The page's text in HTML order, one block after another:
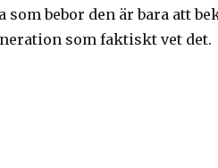
som bebor den är bara att
som faktiskt vet det.